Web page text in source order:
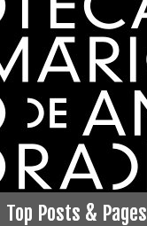
Top Posts & Pages